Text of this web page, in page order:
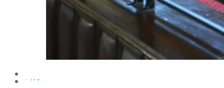
الهندسة الزراعية
الوراثة
البرامج التعليمية
برامج اللغة العربية
برامج اللغة الانجليزية
عن الكلية